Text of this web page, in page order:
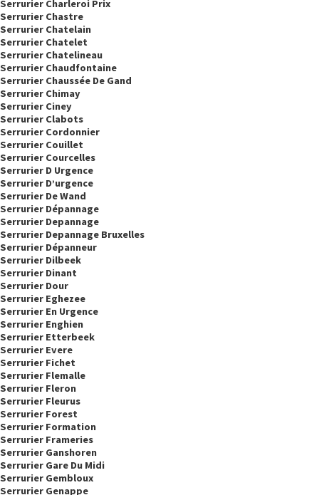
Serrurier Charleroi Prix
Serrurier Chastre
Serrurier Chatelain
Serrurier Chatelet
Serrurier Chatelineau
Serrurier Chaudfontaine
Serrurier Chaussée De Gand
Serrurier Chimay
Serrurier Ciney
Serrurier Clabots
Serrurier Cordonnier
Serrurier Couillet
Serrurier Courcelles
Serrurier D Urgence
Serrurier D’urgence
Serrurier De Wand
Serrurier Dépannage
Serrurier Depannage
Serrurier Depannage Bruxelles
Serrurier Dépanneur
Serrurier Dilbeek
Serrurier Dinant
Serrurier Dour
Serrurier Eghezee
Serrurier En Urgence
Serrurier Enghien
Serrurier Etterbeek
Serrurier Evere
Serrurier Fichet
Serrurier Flemalle
Serrurier Fleron
Serrurier Fleurus
Serrurier Forest
Serrurier Formation
Serrurier Frameries
Serrurier Ganshoren
Serrurier Gare Du Midi
Serrurier Gembloux
Serrurier Genappe